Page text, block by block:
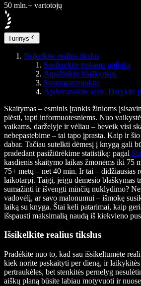
50 mln.+ vartotojų
Turinys
Išsikelkite realius tikslus
Susikurkite tinkamą aplinką
Atpažinkite blaškymąsi
Susiorganizuokite
Apdovanokite save. Darykite
Skaitymas – esminis įrankis žinioms
plėsti, tapti informuotesniems. Nuo
vaikams, darželyje ir vėliau – beveik visi
nebepastebime – tai tapo įprasta. Kaip ir
dabar. Tačiau sutelkti dėmesį į knygą gali
pradedant pasižiūrėkime statistiką: pagal
kasdienis skaitymo laikas žmonėms iki 75
75+ metų – net 40 min. Ir tai – didžiausias
laikotarpį. Taigi, jeigu dėmesio blaškymas
sumažinti ir išvengti minčių nuklydimo?
vadovėlį, ar savo malonumui – išmokę
laiką su knyga. Štai keli patarimai, kaip
išspausti maksimalią naudą iš kiekvieno
Išsikelkite realius tikslus
Pradėkite nuo to, kad sau išsikeltumėte
kiek norite paskaityti per dieną, ir
pertraukėles, bet stenkitės pernelyg
aiškų planą būsite labiau motyvuoti ir